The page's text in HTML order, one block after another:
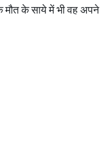
मौत के साये में भी वह अपने